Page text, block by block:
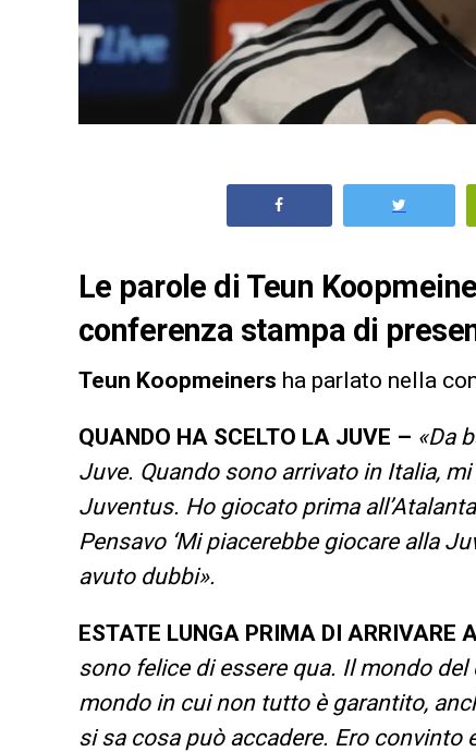
Le parole di Teun
conferenza stampa di
Teun Koopmeiners ha parlato nella
QUANDO HA SCELTO LA JUVE – «Da
Juve. Quando sono arrivato in Italia,
Juventus. Ho giocato prima
Pensavo ‘Mi piacerebbe giocare alla
avuto dubbi».
ESTATE LUNGA PRIMA DI ARRIVARE
sono felice di essere qua. Il mondo
mondo in cui non tutto è garantito,
si sa cosa può accadere. Ero